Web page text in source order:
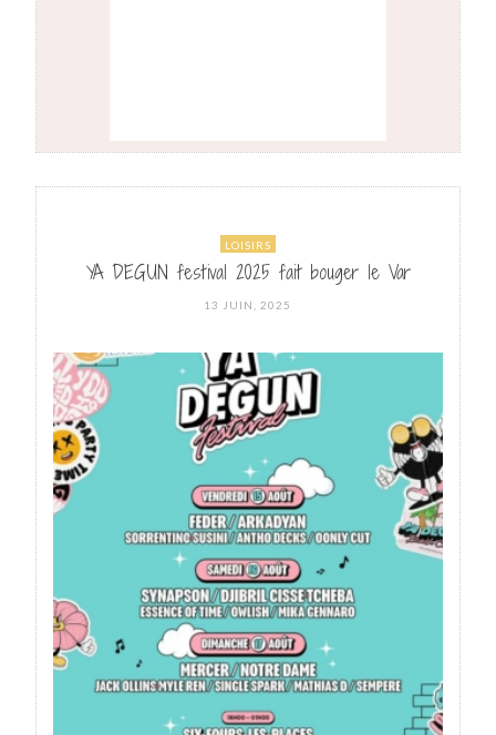
LOISIRS
YA DEGUN festival 2025 fait bouger le Var
POSTED
13 JUIN, 2025